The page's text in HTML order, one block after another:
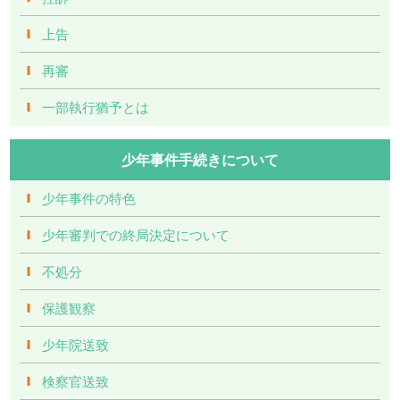
上告
再審
一部執行猶予とは
少年事件手続きについて
少年事件の特色
少年審判での終局決定について
不処分
保護観察
少年院送致
検察官送致